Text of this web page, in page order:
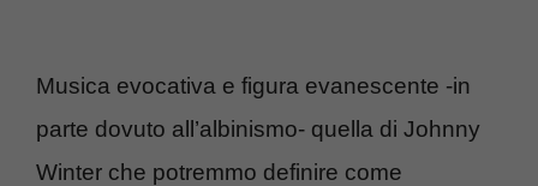
Musica evocativa e figura evanescente -in
parte dovuto all’albinismo- quella di Johnny
Winter che potremmo definire come